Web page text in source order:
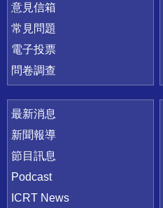
意見信箱
常見問題
電子投票
問卷調查
最新消息
新聞報導
節目訊息
Podcast
ICRT News